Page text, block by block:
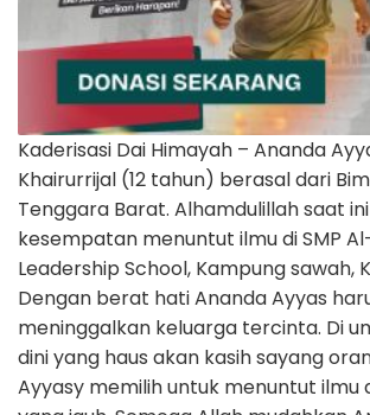
Kaderisasi Dai Himayah – Ananda
Khairurrijal (12 tahun) berasal dari
Tenggara Barat. Alhamdulillah saat
kesempatan menuntut ilmu di SMP
Leadership School, Kampung sawah,
Dengan berat hati Ananda Ayyas
meninggalkan keluarga tercinta. Di
dini yang haus akan kasih sayang
Ayyasy memilih untuk menuntut ilmu